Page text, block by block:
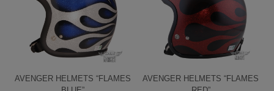
AVENGER HELMETS “FLAMES
AVENGER HELMETS “FLAMES